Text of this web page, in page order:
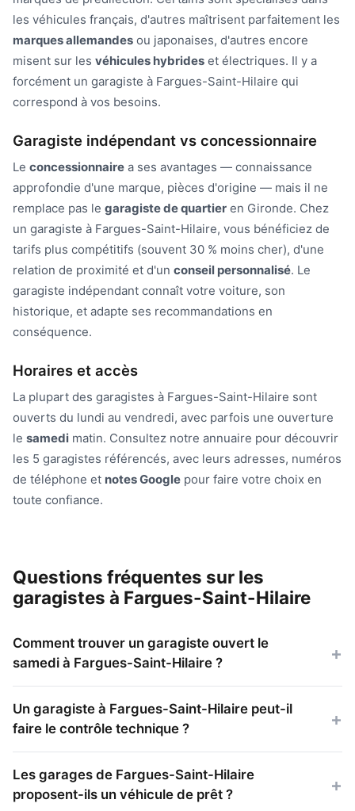
les véhicules français, d'autres maîtrisent parfaitement les
marques allemandes ou japonaises, d'autres encore
misent sur les véhicules hybrides et électriques. Il y a
forcément un garagiste à Fargues-Saint-Hilaire qui
correspond à vos besoins.
Garagiste indépendant vs concessionnaire
Le concessionnaire a ses avantages — connaissance
approfondie d'une marque, pièces d'origine — mais il ne
remplace pas le garagiste de quartier en Gironde. Chez
un garagiste à Fargues-Saint-Hilaire, vous bénéficiez de
tarifs plus compétitifs (souvent 30 % moins cher), d'une
relation de proximité et d'un conseil personnalisé. Le
garagiste indépendant connaît votre voiture, son
historique, et adapte ses recommandations en
conséquence.
Horaires et accès
La plupart des garagistes à Fargues-Saint-Hilaire sont
ouverts du lundi au vendredi, avec parfois une ouverture
le samedi matin. Consultez notre annuaire pour découvrir
les 5 garagistes référencés, avec leurs adresses, numéros
de téléphone et notes Google pour faire votre choix en
toute confiance.
Questions fréquentes sur les
garagistes à Fargues-Saint-Hilaire
Comment trouver un garagiste ouvert le
samedi à Fargues-Saint-Hilaire ?
Un garagiste à Fargues-Saint-Hilaire peut-il
faire le contrôle technique ?
Les garages de Fargues-Saint-Hilaire
proposent-ils un véhicule de prêt ?